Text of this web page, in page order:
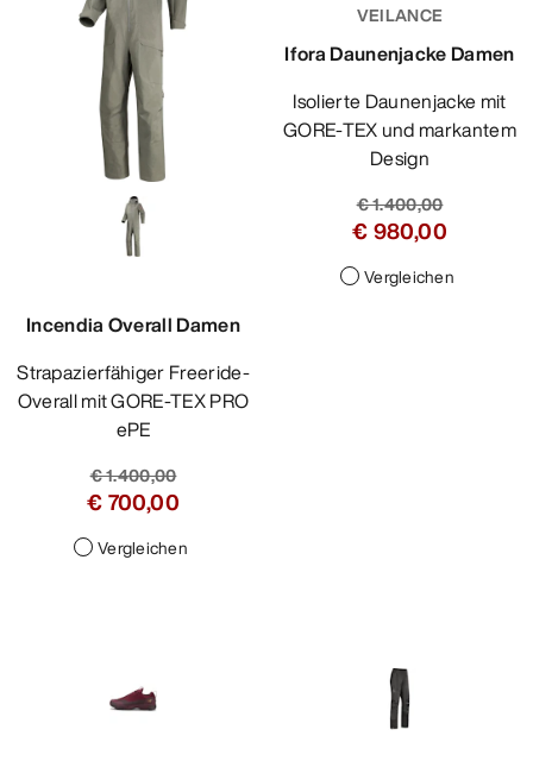
Incendia Overall Damen
Strapazierfähiger Freeride-
Overall mit GORE-TEX PRO
ePE
€ 1.400,00
€ 700,00
Vergleichen
VEILANCE
Ifora Daunenjacke Damen
Isolierte Daunenjacke mit
GORE-TEX und markantem
Design
€ 1.400,00
€ 980,00
Vergleichen